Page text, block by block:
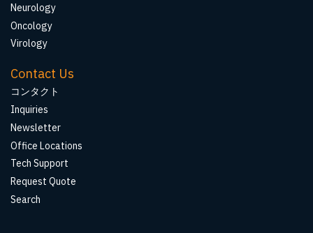
Neurology
Oncology
Virology
Contact Us
コンタクト
Inquiries
Newsletter
Office Locations
Tech Support
Request Quote
Search